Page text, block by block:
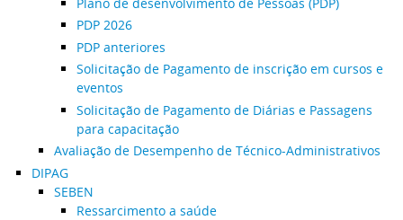
PDP 2026
PDP anteriores
Solicitação de Pagamento de inscrição em cursos e
eventos
Solicitação de Pagamento de Diárias e Passagens
para capacitação
Avaliação de Desempenho de Técnico-Administrativos
DIPAG
SEBEN
Ressarcimento a saúde